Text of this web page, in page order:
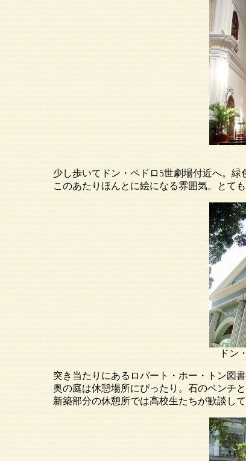
少し歩いてドン・ペドロ5世劇場付近へ。緑色が
このあたりほんとに絵になる雰囲気。とても中
ド
突き当たりにあるロバート・ホー・トン図書
奥の庭は休憩場所にぴったり。石のベンチとテ
新築部分の休憩所では高校生たちが歓談して